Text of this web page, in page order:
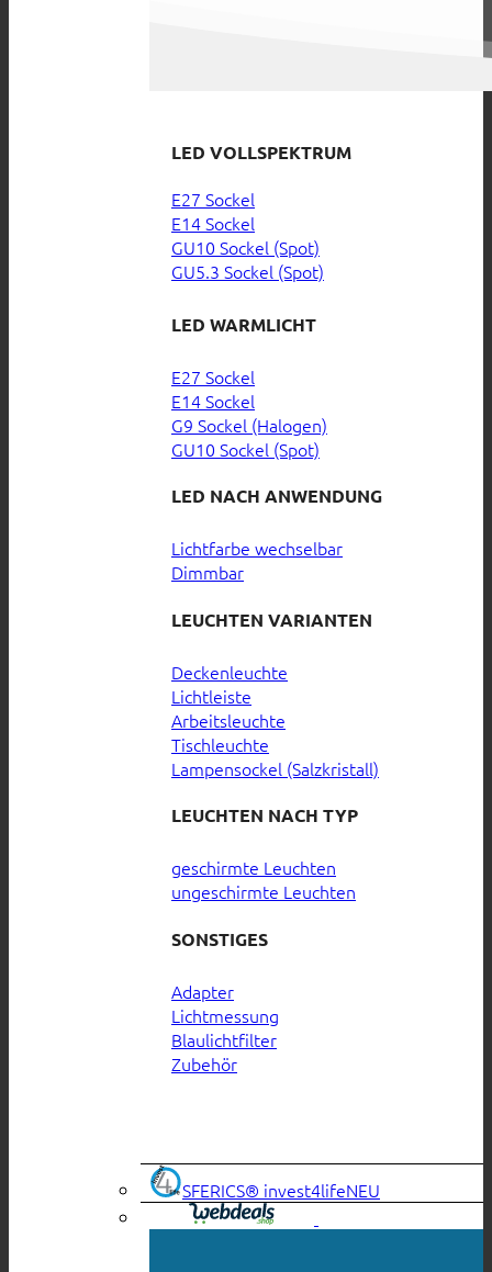
LED VOLLSPEKTRUM
E27 Sockel
E14 Sockel
GU10 Sockel (Spot)
GU5.3 Sockel (Spot)
LED WARMLICHT
E27 Sockel
E14 Sockel
G9 Sockel (Halogen)
GU10 Sockel (Spot)
LED NACH ANWENDUNG
Lichtfarbe wechselbar
Dimmbar
LEUCHTEN VARIANTEN
Deckenleuchte
Lichtleiste
Arbeitsleuchte
Tischleuchte
Lampensockel (Salzkristall)
LEUCHTEN NACH TYP
geschirmte Leuchten
ungeschirmte Leuchten
SONSTIGES
Adapter
Lichtmessung
Blaulichtfilter
Zubehör
SFERICS® invest4life